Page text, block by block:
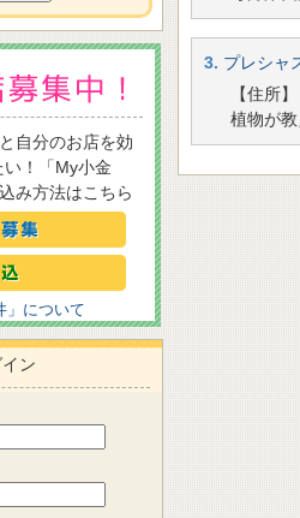
3. プレシャ
【住所
植物が
自分のお店を効
！「My小金
み方法はこちら
」について
ン